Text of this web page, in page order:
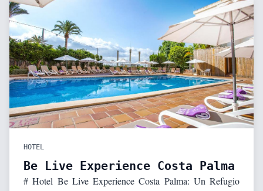
HOTEL
Be Live Experience Costa Palma
# Hotel Be Live Experience Costa Palma: Un Refugio